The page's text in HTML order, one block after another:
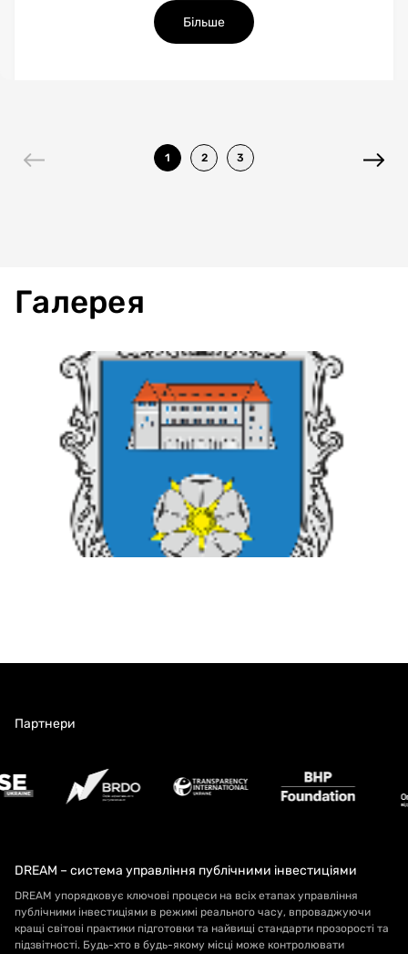
Більше
1 2 3
Галерея
Партнери
DREAM – система управління публічними інвестиціями
DREAM упорядковує ключові процеси на всіх етапах управління
публічними інвестиціями в режимі реального часу, впроваджуючи
кращі світові практики підготовки та найвищі стандарти прозорості та
підзвітності. Будь-хто в будь-якому місці може контролювати